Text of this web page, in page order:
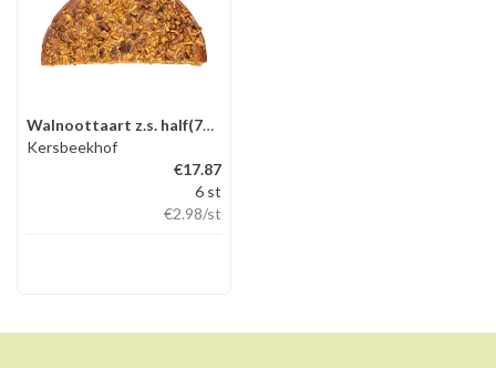
Walnoottaart z.s. half(750 gr)
Kersbeekhof
€17.87
6 st
€2.98/st